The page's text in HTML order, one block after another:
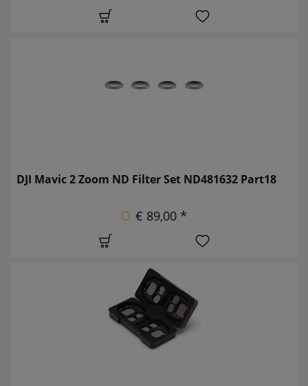
DJI Mavic 2 Zoom ND Filter Set ND481632 Part18
€ 89,00 *